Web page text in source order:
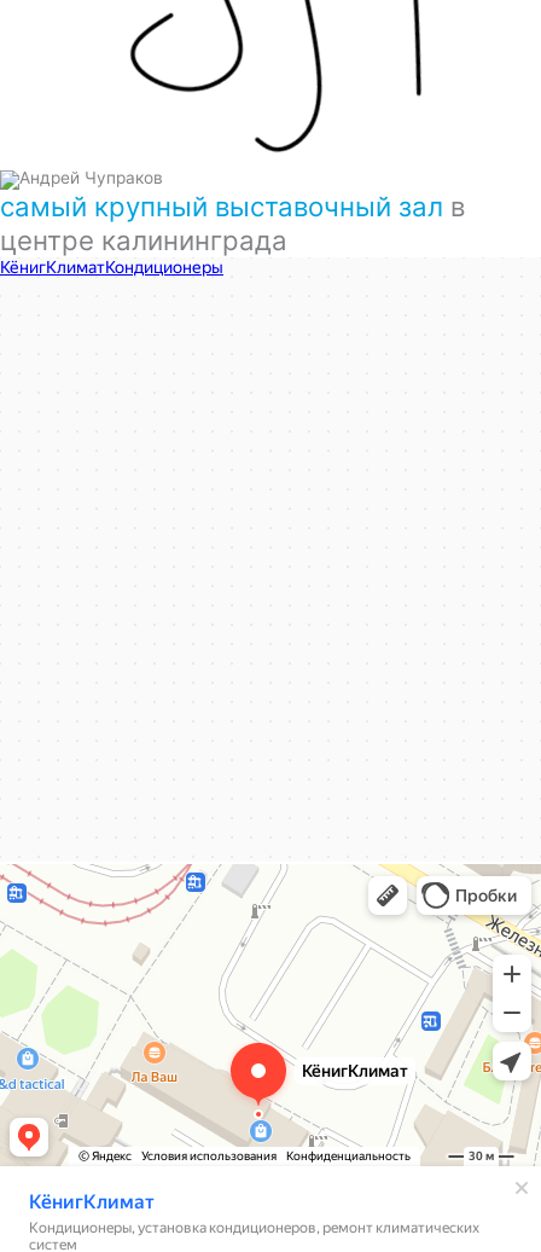
самый крупный выставочный зал в
центре калининграда
КёнигКлимат
Кондиционеры в Калининграде
КёнигКлимат
Кондиционеры в Калининграде
Установка кондиционеров в Калининграде